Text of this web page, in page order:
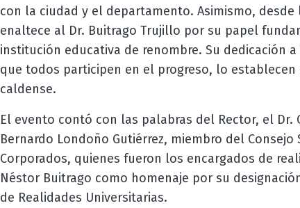
con la ciudad y el departamento. Asimismo,
enaltece al Dr. Buitrago Trujillo por su papel
institución educativa de renombre. Su dedicación
que todos participen en el progreso, lo
caldense.
El evento contó con las palabras del Rector, el Dr.
Bernardo Londoño Gutiérrez, miembro del
Corporados, quienes fueron los encargados de
Néstor Buitrago como homenaje por su
de Realidades Universitarias.